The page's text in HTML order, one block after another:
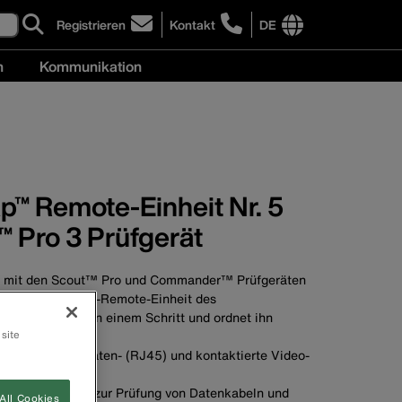
Registrieren
click
to
sign-
Kontakt
Kontakt
DE
International
Kommunikation
Remote-Einheit Nr. 5
Pro 3 Prüfgerät
mit den Scout™ Pro und Commander™ Prüfgeräten
die Ersatz-Remote-Einheit des
einen Standort in einem Schritt und ordnet ihn
(RJ11/12), Daten- (RJ45) und kontaktierte Video-
RJ45-Buchse zur Prüfung von Datenkabeln und
Cookies